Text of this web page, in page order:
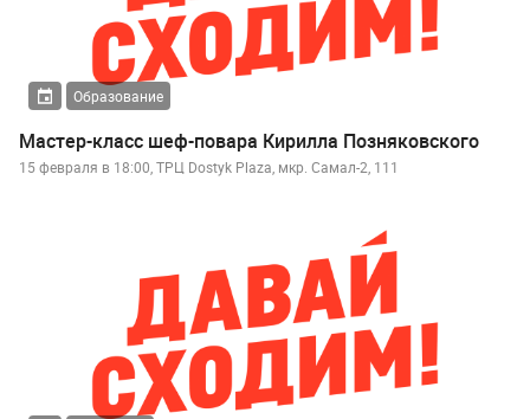
Образование
Мастер-класс шеф-повара Кирилла Позняковского
15 февраля в 18:00, ТРЦ Dostyk Plaza, мкр. Самал-2, 111